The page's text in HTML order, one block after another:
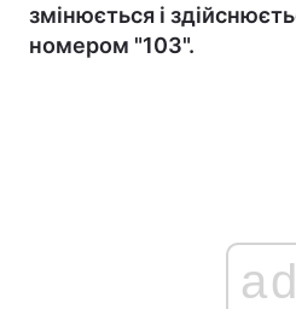
змінюється і
номером "103".
ad